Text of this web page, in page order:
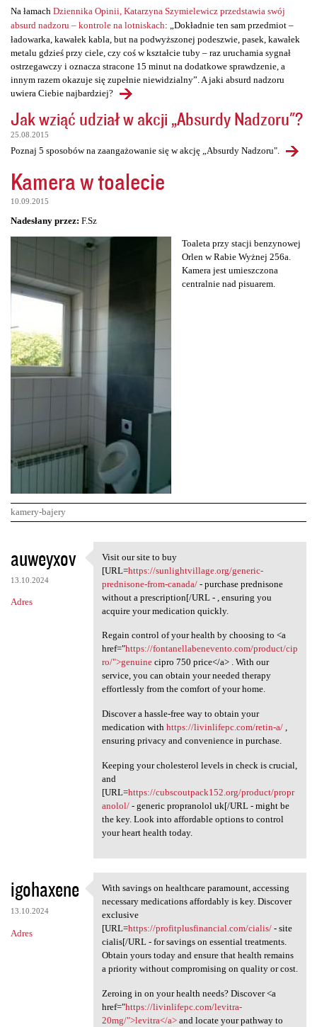
Na łamach Dziennika Opinii, Katarzyna Szymielewicz przedstawia swój
absurd nadzoru – kontrole na lotniskach: „Dokładnie ten sam przedmiot –
ładowarka, kawałek kabla, but na podwyższonej podeszwie, pasek, kawałek
metalu gdzieś przy ciele, czy coś w kształcie tuby – raz uruchamia sygnał
ostrzegawczy i oznacza stracone 15 minut na dodatkowe sprawdzenie, a
innym razem okazuje się zupełnie niewidzialny”. A jaki absurd nadzoru
uwiera Ciebie najbardziej?
Jak wziąć udział w akcji „Absurdy Nadzoru"?
25.08.2015
Poznaj 5 sposobów na zaangażowanie się w akcję „Absurdy Nadzoru".
Kamera w toalecie
10.09.2015
Nadesłany przez: F.Sz
Toaleta przy stacji benzynowej
Orlen w Rabie Wyżnej 256a.
Kamera jest umieszczona
centralnie nad pisuarem.
kamery-bajery
K
o
m
e
auweyxov
13.10.2024
Adres
Visit our site to buy [URL
Visit our site to buy
[URL=https://sunlightvillage.org/generic-
prednisone-from-canada/- purchase prednisone
without a prescription[/URL - , ensuring you
acquire your medication quickly.
Regain control of your health by choosing to <a
href="https://fontanellabenevento.com/product/cip
ro/">genuinecipro 750 price</a> . With our
service, you can obtain your needed therapy
effortlessly from the comfort of your home.
Discover a hassle-free way to obtain your
medication with https://livinlifepc.com/retin-a/,
ensuring privacy and convenience in purchase.
Keeping your cholesterol levels in check is crucial,
and
[URL=https://cubscoutpack152.org/product/propr
anolol/- generic propranolol uk[/URL - might be
the key. Look into affordable options to control
your heart health today.
igohaxene
13.10.2024
Adres
With savings on healthcare
With savings on healthcare paramount, accessing
necessary medications affordably is key. Discover
exclusive
[URL=https://profitplusfinancial.com/cialis/- site
cialis[/URL - for savings on essential treatments.
Obtain yours today and ensure that health remains
a priority without compromising on quality or cost.
Zeroing in on your health needs? Discover <a
href="https://livinlifepc.com/levitra-
20mg/">levitra</a>and locate your pathway to